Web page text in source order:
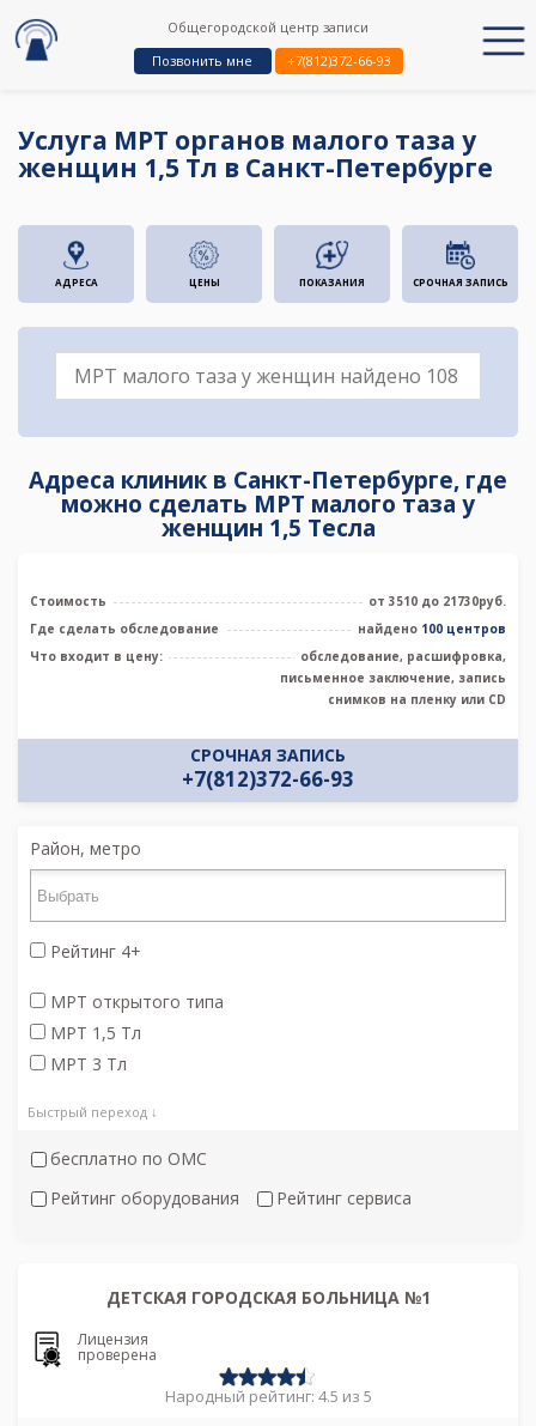
Общегородской центр записи
Позвонить мне
+7(812)372-66-93
Услуга МРТ органов малого таза у
женщин 1,5 Тл в Санкт-Петербурге
АДРЕСА ЦЕНЫ ПОКАЗАНИЯ СРОЧНАЯ ЗАПИСЬ
Адреса клиник в Санкт-Петербурге, где
можно сделать МРТ малого таза у
женщин 1,5 Тесла
Стоимость
от 3510 до 21730руб.
Где сделать обследование
найдено 100 центров
Что входит в цену:
обследование, расшифровка,
письменное заключение, запись
снимков на пленку или CD
СРОЧНАЯ ЗАПИСЬ
+7(812)372-66-93
Район, метро
Рейтинг 4+
МРТ открытого типа
МРТ 1,5 Тл
МРТ 3 Тл
Быстрый переход ↓
бесплатно по ОМС
Рейтинг оборудования
Рейтинг сервиса
ДЕТСКАЯ ГОРОДСКАЯ БОЛЬНИЦА №1
Лицензия
проверена
Народный рейтинг: 4.5 из 5